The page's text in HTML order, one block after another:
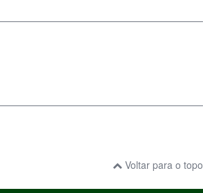
Voltar para o topo